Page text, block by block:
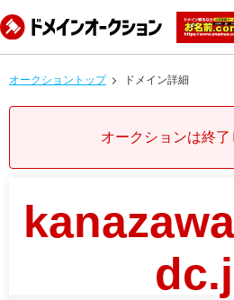
オークショントップ ドメイン詳細
オークションは終了